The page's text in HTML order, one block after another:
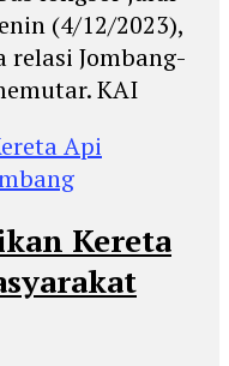
(4/12/2023),
Jombang-
KAI
Kereta